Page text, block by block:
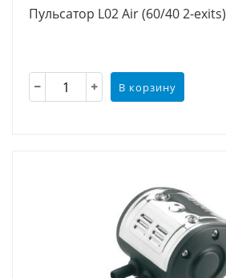
Пульсатор L02 Air (60/40 2-exits)
В корзину